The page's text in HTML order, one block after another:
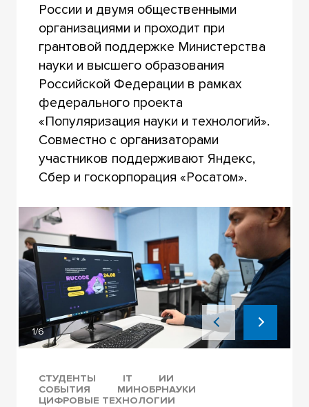
России и двумя общественными
организациями и проходит при
грантовой поддержке Министерства
науки и высшего образования
Российской Федерации в рамках
федерального проекта
«Популяризация науки и технологий».
Совместно с организаторами
участников поддерживают Яндекс,
Сбер и госкорпорация «Росатом».
1/6
СТУДЕНТЫ IT
ИИ
СОБЫТИЯ
МИНОБРНАУКИ
ЦИФРОВЫЕ ТЕХНОЛОГИИ